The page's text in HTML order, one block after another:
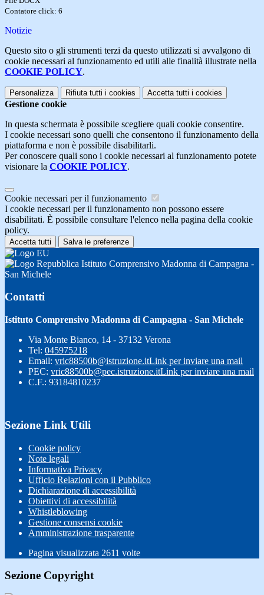
Contatore click: 6
Notizie
Questo sito o gli strumenti terzi da questo utilizzati si avvalgono di
cookie necessari al funzionamento ed utili alle finalità illustrate nella
COOKIE POLICY.
Personalizza Rifiuta tutti i cookies Accetta tutti i cookies
Gestione cookie
In questa schermata è possibile scegliere quali cookie consentire.
I cookie necessari sono quelli che consentono il funzionamento della
piattaforma e non è possibile disabilitarli.
Per conoscere quali sono i cookie necessari al funzionamento potete
visionare la COOKIE POLICY.
Cookie necessari per il funzionamento
I cookie necessari per il funzionamento non possono essere
disabilitati. È possibile consultare l'elenco nella pagina della cookie
policy.
Accetta tutti Salva le preferenze
Istituto Comprensivo Madonna di Campagna -
San Michele
Contatti
Istituto Comprensivo Madonna di Campagna - San Michele
Via Monte Bianco, 14 - 37132 Verona
Tel: 045975218
Email: vric88500b@istruzione.itLink per inviare una mail
PEC: vric88500b@pec.istruzione.itLink per inviare una mail
C.F.: 93184810237
Sezione Link Utili
Cookie policy
Note legali
Informativa Privacy
Ufficio Relazioni con il Pubblico
Dichiarazione di accessibilità
Obiettivi di accessibilità
Whistleblowing
Gestione consensi cookie
Amministrazione trasparente
Pagina visualizzata 2611 volte
Sezione Copyright